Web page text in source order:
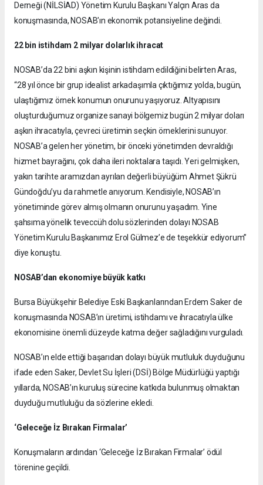
Derneği (NİLSİAD) Yönetim Kurulu Başkanı Yalçın Aras da
konuşmasında, NOSAB’ın ekonomik potansiyeline değindi.
22 bin istihdam 2 milyar dolarlık ihracat
NOSAB’da 22 bini aşkın kişinin istihdam edildiğini belirten Aras,
“28 yıl önce bir grup idealist arkadaşımla çıktığımız yolda, bugün,
ulaştığımız örnek konumun onurunu yaşıyoruz. Altyapısını
oluşturduğumuz organize sanayi bölgemiz bugün 2 milyar doları
aşkın ihracatıyla, çevreci üretimin seçkin örneklerini sunuyor.
NOSAB’a gelen her yönetim, bir önceki yönetimden devraldığı
hizmet bayrağını, çok daha ileri noktalara taşıdı. Yeri gelmişken,
yakın tarihte aramızdan ayrılan değerli büyüğüm Ahmet Şükrü
Gündoğdu’yu da rahmetle anıyorum. Kendisiyle, NOSAB’ın
yönetiminde görev almış olmanın onurunu yaşadım. Yine
şahsıma yönelik teveccüh dolu sözlerinden dolayı NOSAB
Yönetim Kurulu Başkanımız Erol Gülmez’e de teşekkür ediyorum”
diye konuştu.
NOSAB’dan ekonomiye büyük katkı
Bursa Büyükşehir Belediye Eski Başkanlarından Erdem Saker de
konuşmasında NOSAB’ın üretimi, istihdamı ve ihracatıyla ülke
ekonomisine önemli düzeyde katma değer sağladığını vurguladı.
NOSAB’ın elde ettiği başarıdan dolayı büyük mutluluk duyduğunu
ifade eden Saker, Devlet Su İşleri (DSİ) Bölge Müdürlüğü yaptığı
yıllarda, NOSAB’ın kuruluş sürecine katkıda bulunmuş olmaktan
duyduğu mutluluğu da sözlerine ekledi.
‘Geleceğe İz Bırakan Firmalar’
Konuşmaların ardından ‘Geleceğe İz Bırakan Firmalar’ ödül
törenine geçildi.